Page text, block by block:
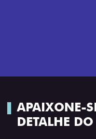
APAIXONE-
DETALHE